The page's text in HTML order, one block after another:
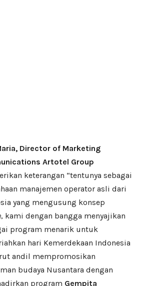
Director of Marketing
Artotel Group
keterangan “tentunya sebagai
manajemen operator asli dari
yang mengusung konsep
, kami dengan bangga menyajikan
program menarik untuk
hari Kemerdekaan Indonesia
andil mempromosikan
budaya Nusantara dengan
program Gempita